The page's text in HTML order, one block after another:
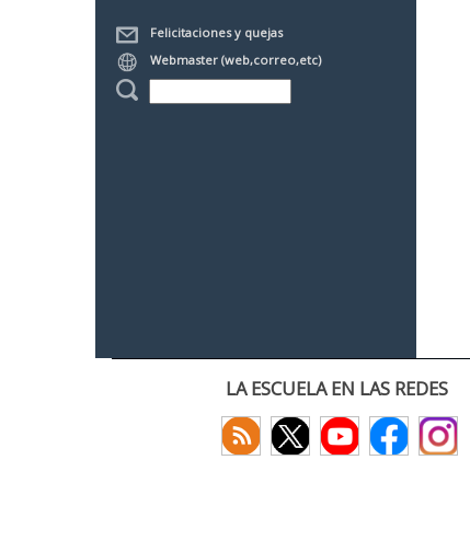
Felicitaciones y quejas
Webmaster (web,correo,etc)
LA ESCUELA EN LAS REDES